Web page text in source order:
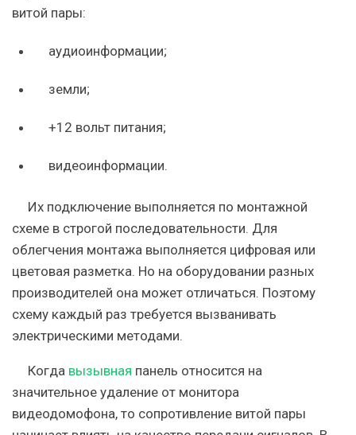
витой пары:
аудиоинформации;
земли;
+12 вольт питания;
видеоинформации.
Их подключение выполняется по монтажной
схеме в строгой последовательности. Для
облегчения монтажа выполняется цифровая или
цветовая разметка. Но на оборудовании разных
производителей она может отличаться. Поэтому
схему каждый раз требуется вызванивать
электрическими методами.
Когда вызывная панель относится на
значительное удаление от монитора
видеодомофона, то сопротивление витой пары